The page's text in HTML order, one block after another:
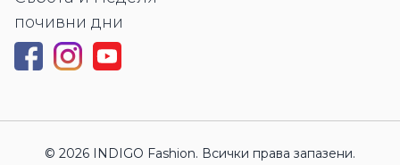
почивни дни
© 2026 INDIGO Fashion. Всички права запазени.